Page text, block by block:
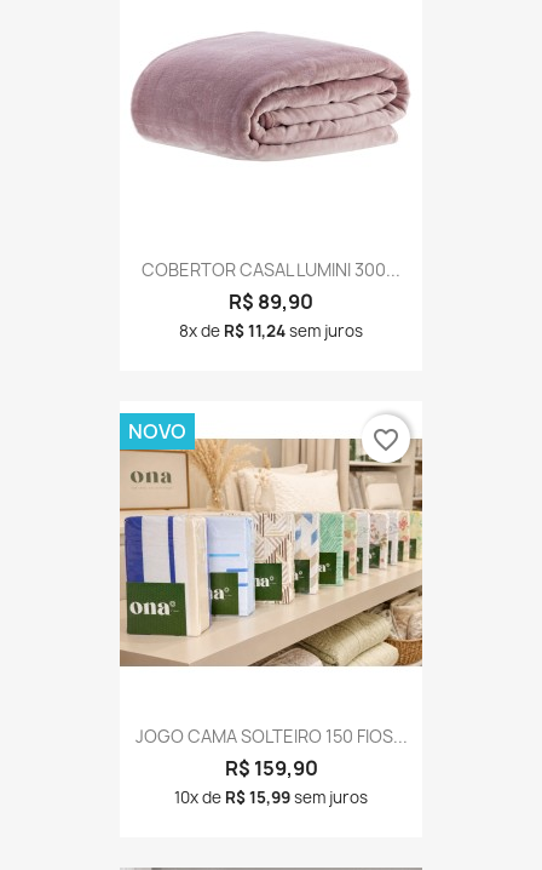
COBERTOR CASAL LUMINI 300...
R$ 89,90
8x de R$ 11,24sem juros
JOGO CAMA SOLTEIRO 150 FIOS...
R$ 159,90
10x de R$ 15,99sem juros
NOVO favorite_border